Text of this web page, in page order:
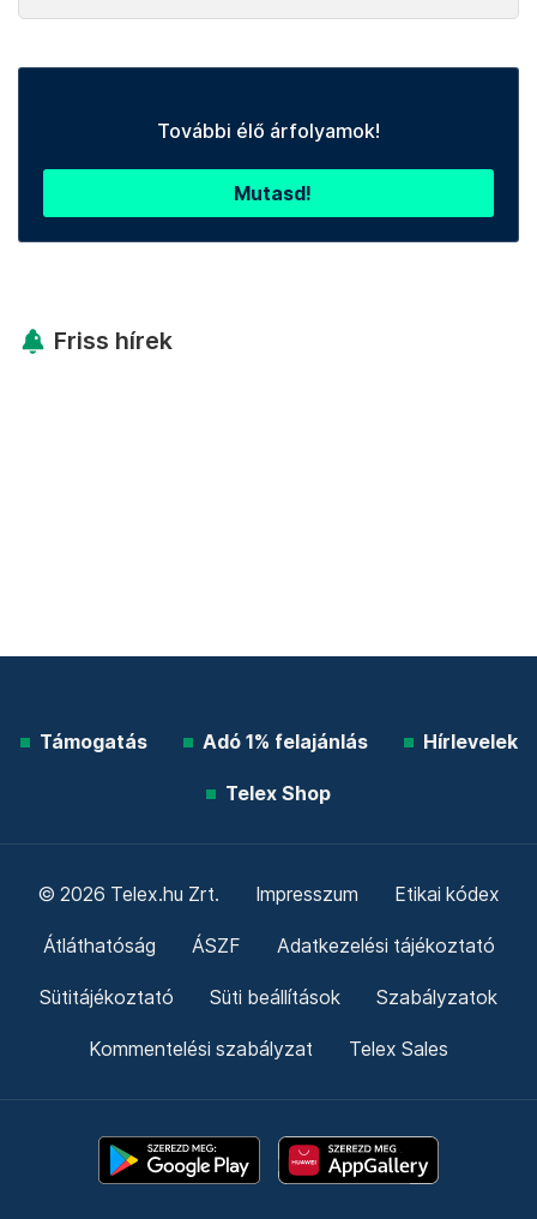
További élő árfolyamok!
Mutasd!
Friss hírek
Támogatás Adó 1% felajánlás Hírlevelek
Telex Shop
© 2026 Telex.hu Zrt. Impresszum Etikai kódex
Átláthatóság ÁSZF Adatkezelési tájékoztató
Sütitájékoztató Süti beállítások Szabályzatok
Kommentelési szabályzat Telex Sales